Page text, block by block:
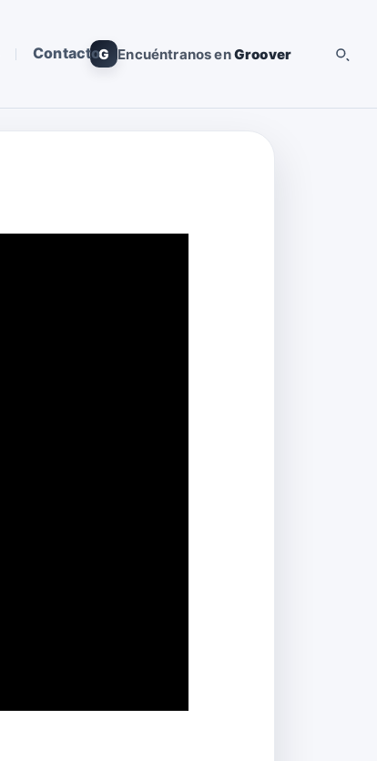
ContactoG Encuéntranos enGroover